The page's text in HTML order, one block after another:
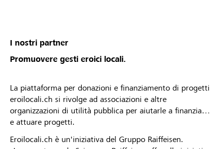
I nostri partner
Promuovere gesti eroici locali.
La piattaforma per donazioni e finanziamento di progetti
eroilocali.ch si rivolge ad associazioni e altre
organizzazioni di utilità pubblica per aiutarle a finanziare
e attuare progetti.
Eroilocali.ch è un'iniziativa del Gruppo Raiffeisen.